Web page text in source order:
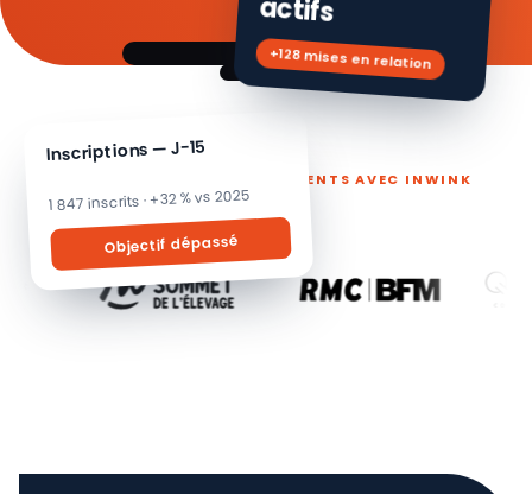
Inscriptions — J-15
1 847 inscrits · +32 % vs 2025
Objectif dépassé
actifs
+128 mises en relation
ILS PILOTENT LEURS ÉVÉNEMENTS AVEC INWINK